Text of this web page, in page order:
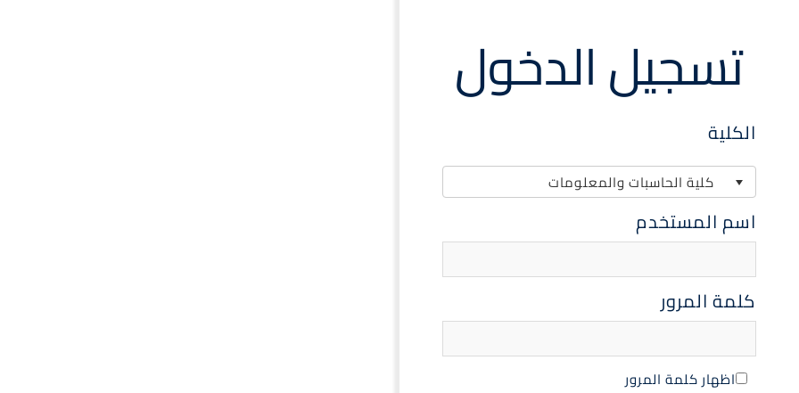
تسجيل الدخول
الكلية
كلية الحاسبات والمعلومات
اسم المستخدم
كلمة المرور
اظهار كلمة المرور